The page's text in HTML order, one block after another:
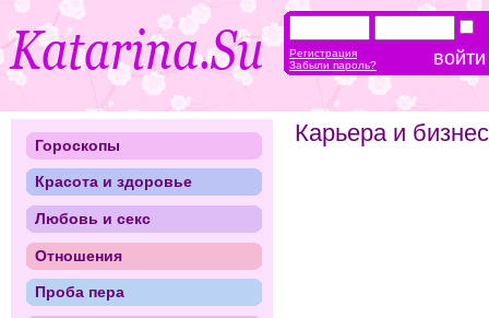
Карьера и бизнес
Гороскопы
Красота и здоровье
Любовь и секс
Отношения
Проба пера
Регистрация
Забыли пароль?